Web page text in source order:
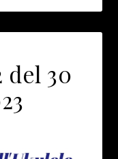
del 30